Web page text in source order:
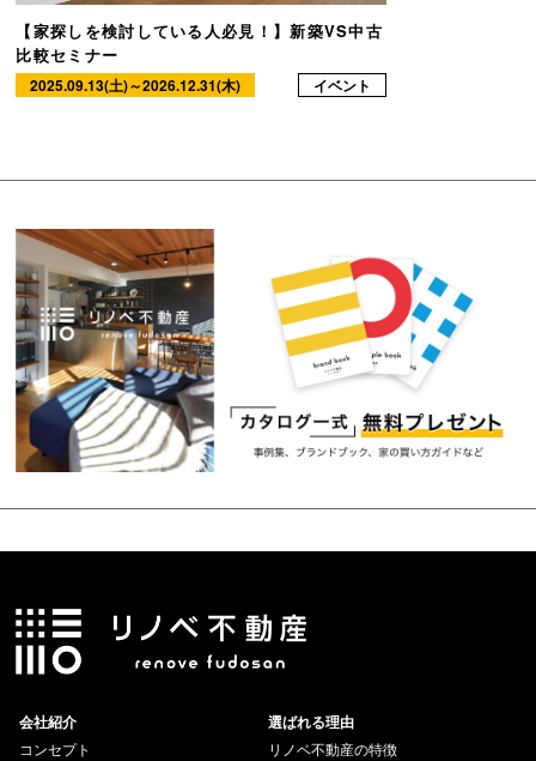
【家探しを検討している人必見！】新築VS中古
比較セミナー
2025.09.13(土)～2026.12.31(木) イベント
会社紹介
コンセプト
選ばれる理由
リノベ不動産の特徴